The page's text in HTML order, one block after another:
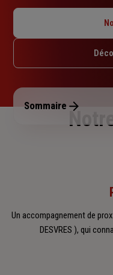
Jeudi : 09h – 12h
Dimanche : Fermé
Sommaire
Un accompagnement de
DESVRES ), qui